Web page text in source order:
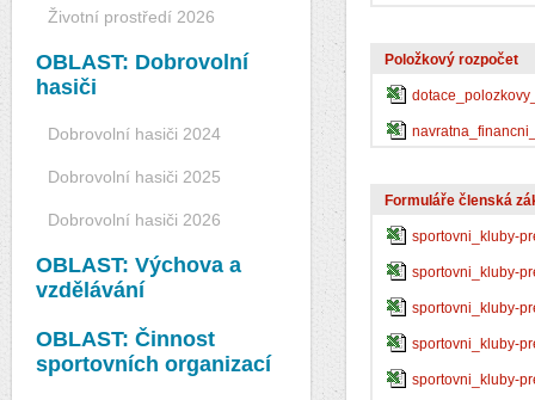
Životní prostředí 2026
OBLAST: Dobrovolní
hasiči
Dobrovolní hasiči 2024
Dobrovolní hasiči 2025
Dobrovolní hasiči 2026
OBLAST: Výchova a
vzdělávání
OBLAST: Činnost
sportovních organizací
Položkový rozpočet
Formuláře členská
sportovni_kluby-
sportovni_kluby-
sportovni_kluby-
sportovni_kluby-
sportovni_kluby-